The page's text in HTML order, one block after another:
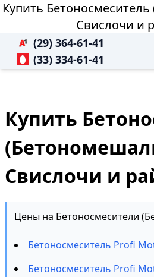
Купить
Свислочи и
(29) 364-61-41
(33) 334-61-41
Купить
Свислочи и
Цены на Бетоносмесители
Бетоносмеситель Profi
Бетоносмеситель Profi